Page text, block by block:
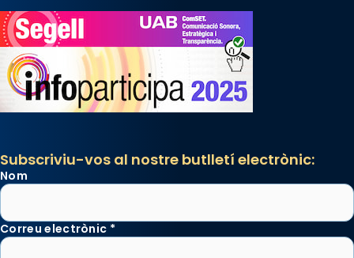
Subscriviu-vos al nostre butlletí electrònic:
Nom
Correu electrònic *